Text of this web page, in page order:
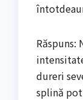
dureri
splină